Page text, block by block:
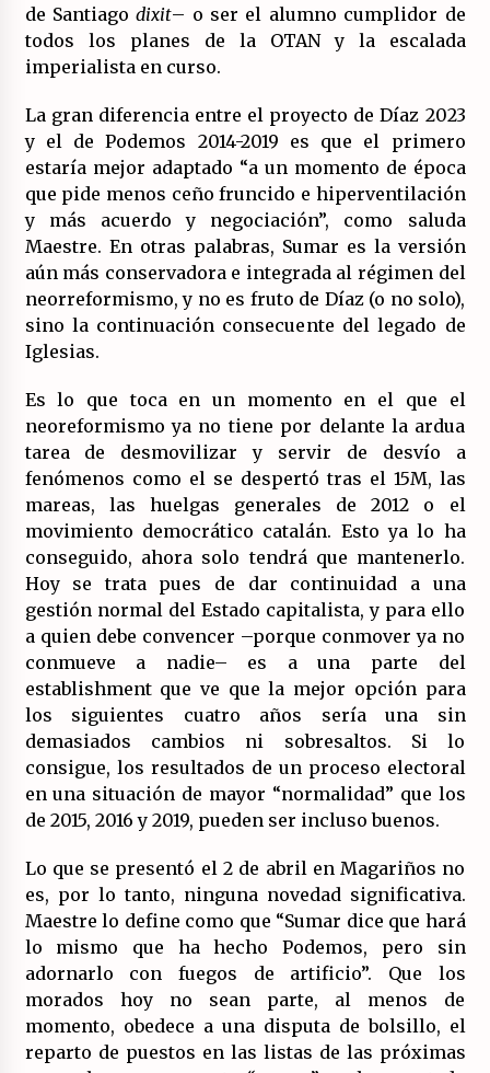
de Santiagodixit– o ser el alumno cumplidor de
todos los planes de la OTAN y la escalada
imperialista en curso.
La gran diferencia entre el proyecto de Díaz 2023
y el de Podemos 2014-2019 es que el primero
estaría mejor adaptado “a un momento de época
que pide menos ceño fruncido e hiperventilación
y más acuerdo y negociación”, como saluda
Maestre. En otras palabras, Sumar es la versión
aún más conservadora e integrada al régimen del
neorreformismo, y no es fruto de Díaz (o no solo),
sino la continuación consecuente del legado de
Iglesias.
Es lo que toca en un momento en el que el
neoreformismo ya no tiene por delante la ardua
tarea de desmovilizar y servir de desvío a
fenómenos como el se despertó tras el 15M, las
mareas, las huelgas generales de 2012 o el
movimiento democrático catalán. Esto ya lo ha
conseguido, ahora solo tendrá que mantenerlo.
Hoy se trata pues de dar continuidad a una
gestión normal del Estado capitalista, y para ello
a quien debe convencer –porque conmover ya no
conmueve a nadie– es a una parte del
establishment que ve que la mejor opción para
los siguientes cuatro años sería una sin
demasiados cambios ni sobresaltos. Si lo
consigue, los resultados de un proceso electoral
en una situación de mayor “normalidad” que los
de 2015, 2016 y 2019, pueden ser incluso buenos.
Lo que se presentó el 2 de abril en Magariños no
es, por lo tanto, ninguna novedad significativa.
Maestre lo define como que “Sumar dice que hará
lo mismo que ha hecho Podemos, pero sin
adornarlo con fuegos de artificio”. Que los
morados hoy no sean parte, al menos de
momento, obedece a una disputa de bolsillo, el
reparto de puestos en las listas de las próximas